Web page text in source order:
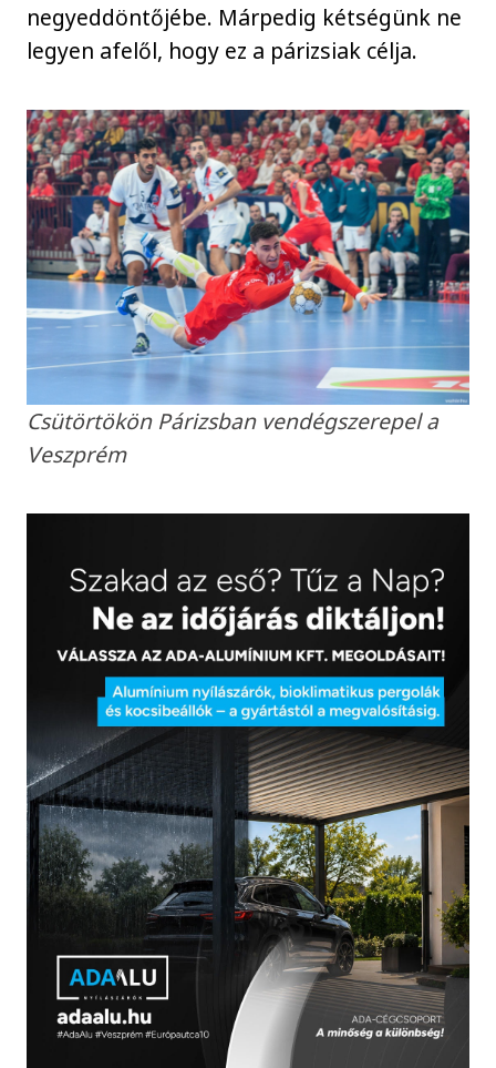
negyeddöntőjébe. Márpedig kétségünk ne
legyen afelől, hogy ez a párizsiak célja.
Csütörtökön Párizsban vendégszerepel a
Veszprém